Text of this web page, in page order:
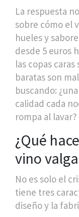
La respuesta
sobre cómo el
hueles y
desde 5 euros
las copas
baratas son
buscando:
calidad cada
rompa al lavar?
¿Qué
vino
No es solo el
tiene tres
diseño y la